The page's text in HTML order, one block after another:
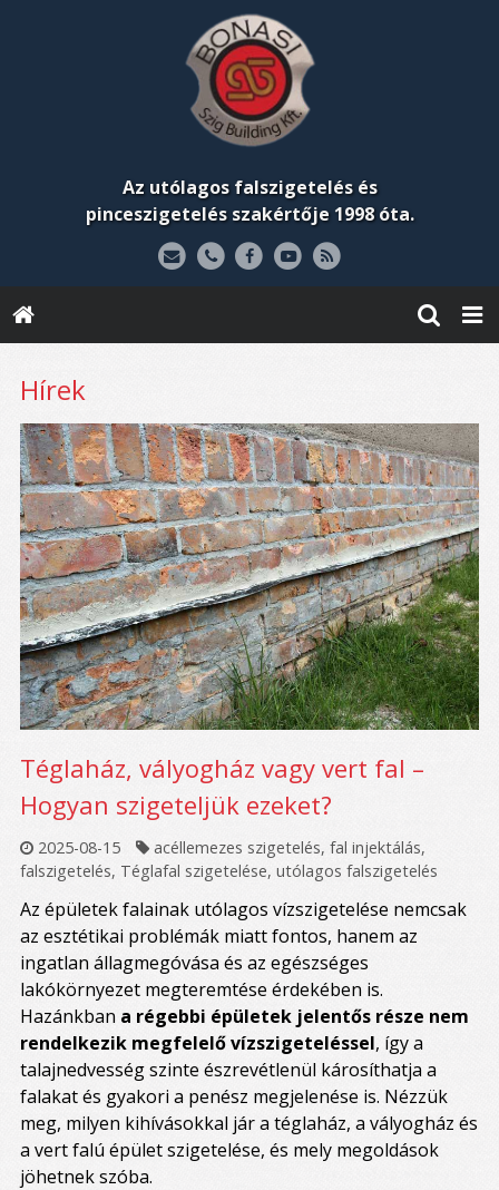
Az utólagos falszigetelés és
pinceszigetelés szakértője 1998 óta.
Hírek
Téglaház, vályogház vagy vert fal –
Hogyan szigeteljük ezeket?
2025-08-15 acéllemezes szigetelés,fal injektálás,
falszigetelés, Téglafal szigetelése, utólagos falszigetelés
Az épületek falainak utólagos vízszigetelése nemcsak
az esztétikai problémák miatt fontos, hanem az
ingatlan állagmegóvása és az egészséges
lakókörnyezet megteremtése érdekében is.
Hazánkban a régebbi épületek jelentős része nem
rendelkezik megfelelő vízszigeteléssel, így a
talajnedvesség szinte észrevétlenül károsíthatja a
falakat és gyakori a penész megjelenése is. Nézzük
meg, milyen kihívásokkal jár a téglaház, a vályogház és
a vert falú épület szigetelése, és mely megoldások
jöhetnek szóba.